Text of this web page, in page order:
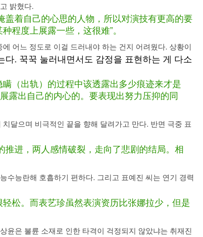
밝혔다.
着自己的心思的人物，所以对演技有更高的要
程度上展露一些，这很难”。
어느 정도로 이걸 드러내야 하는 건지 어려웠다. 상황이
. 꾹꾹 눌러내면서도 감정을 표현하는 게 다소
（出轨）的过程中该透露出多少痕迹来才是
露出自己的内心的。要表现出努力压抑的同
달으며 비극적인 끝을 향해 달려가고 만다. 반면 극중 표
进，两人感情破裂，走向了悲剧的结局。相
수능란해 호흡하기 편하다. 그리고 표예진 씨는 연기 경력
松。而表艺珍虽然表演资历比张娜拉少，但是
윤은 불륜 소재로 인한 타격이 걱정되지 않았냐는 취재진